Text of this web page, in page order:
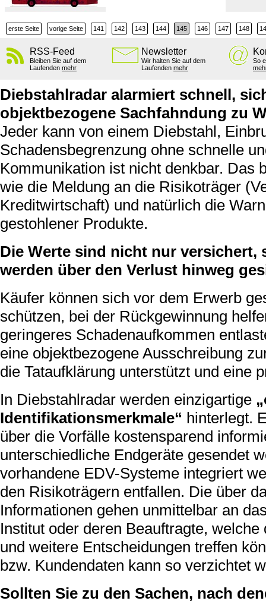
erste Seite vorige Seite 141 142 143 144 145 146 147 148
RSS-Feed
Bleiben Sie auf dem
Laufenden mehr
Newsletter
Wir halten Sie auf dem
Laufenden mehr
So
Diebstahlradar alarmiert schnell,
objektbezogene Sachfahndung zu
Jeder kann von einem Diebstahl,
Schadensbegrenzung ohne schnelle
Kommunikation ist nicht denkbar. Das
wie die Meldung an die Risikoträger
Kreditwirtschaft) und natürlich die
gestohlener Produkte.
Die Werte sind nicht nur
werden über den Verlust hinweg
Käufer können sich vor dem Erwerb
schützen, bei der Rückgewinnung
geringeres Schadenaufkommen
eine objektbezogene Ausschreibung
die Tataufklärung unterstützt und eine
In Diebstahlradar werden einzigartige
Identifikationsmerkmale“ hinterlegt.
über die Vorfälle kostensparend
unterschiedliche Endgeräte gesendet
vorhandene EDV-Systeme integriert
den Risikoträgern entfallen. Die über
Informationen gehen unmittelbar an
Institut oder deren Beauftragte,
und weitere Entscheidungen treffen
bzw. Kundendaten kann so verzichtet
Sollten Sie zu den Sachen, nach